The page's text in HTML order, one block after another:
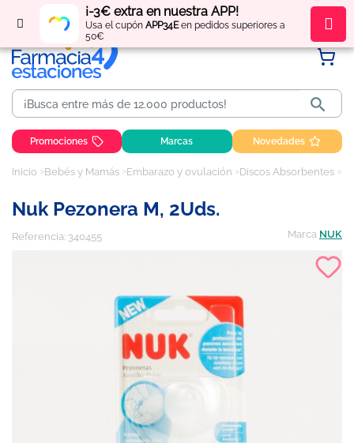
¡-3€ extra en nuestra APP!
Usa el cupón APP34Een pedidos superiores a
50€
Regístratey obténpuntos por tus compras

Promociones Marcas Novedades
Inicio Bebés y Mamás Embarazo y ovulación Discos Absorbentes
Nuk Pezonera M, 2Uds.
Referencia: 340455 Marca NUK